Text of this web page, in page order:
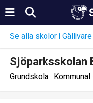
Se alla skolor i Gällivare
Sjöparksskolan
Grundskola · Kommunal